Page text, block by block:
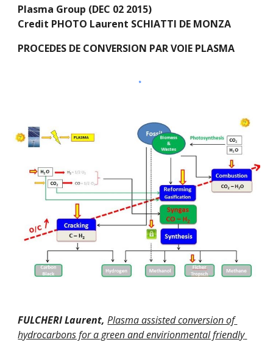
Plasma Group (DEC 02 2015)
Credit PHOTO Laurent SCHIATTI DE MONZA
PROCEDES DE CONVERSION PAR VOIE PLASMA
FULCHERI Laurent, Plasma assisted conversion of
hydrocarbons for a green and envirionmental friendly